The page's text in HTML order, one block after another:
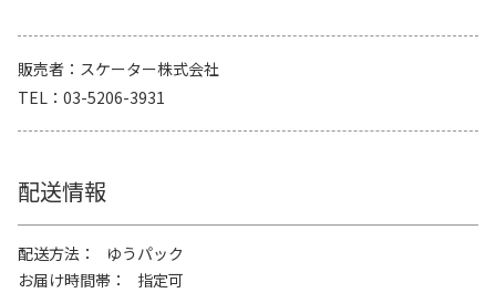
販売者
スケーター株式会社
TEL
03-5206-3931
配送情報
配送方法
ゆうパック
お届け時間帯
指定可